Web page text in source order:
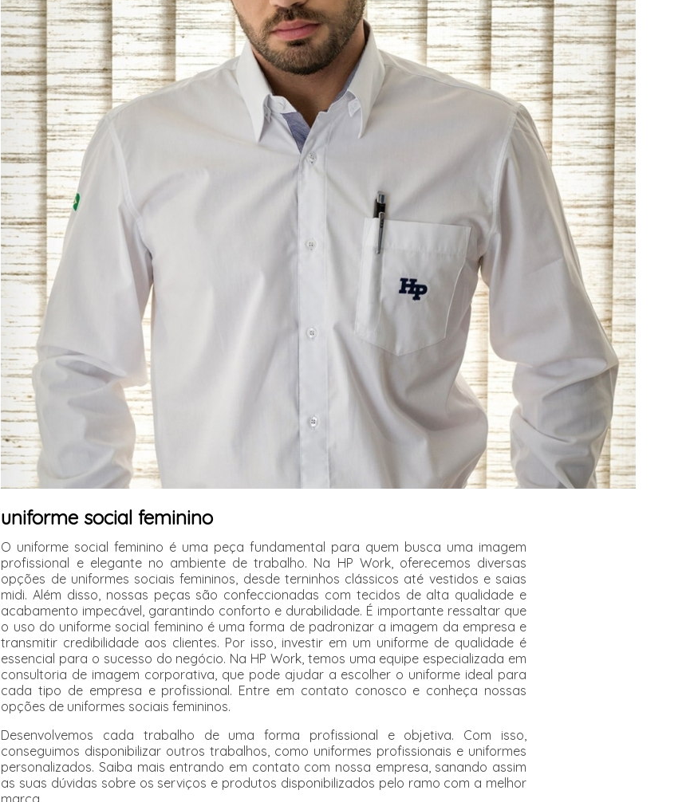
uniforme social feminino
O uniforme social feminino é uma peça fundamental para quem busca uma imagem
profissional e elegante no ambiente de trabalho. Na HP Work, oferecemos diversas
opções de uniformes sociais femininos, desde terninhos clássicos até vestidos e saias
midi. Além disso, nossas peças são confeccionadas com tecidos de alta qualidade e
acabamento impecável, garantindo conforto e durabilidade. É importante ressaltar que
o uso do uniforme social feminino é uma forma de padronizar a imagem da empresa e
transmitir credibilidade aos clientes. Por isso, investir em um uniforme de qualidade é
essencial para o sucesso do negócio. Na HP Work, temos uma equipe especializada em
consultoria de imagem corporativa, que pode ajudar a escolher o uniforme ideal para
cada tipo de empresa e profissional. Entre em contato conosco e conheça nossas
opções de uniformes sociais femininos.
Desenvolvemos cada trabalho de uma forma profissional e objetiva. Com isso,
conseguimos disponibilizar outros trabalhos, como uniformes profissionais e uniformes
personalizados. Saiba mais entrando em contato com nossa empresa, sanando assim
as suas dúvidas sobre os serviços e produtos disponibilizados pelo ramo com a melhor